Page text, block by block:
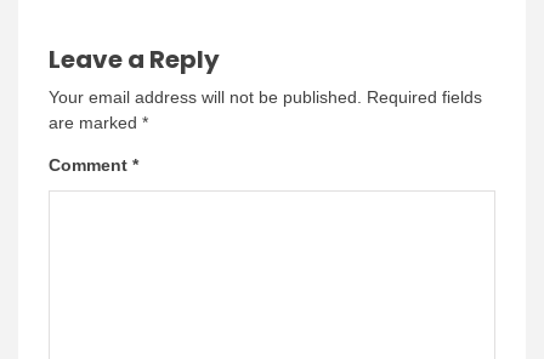
Leave a Reply
Your email address will not be published.
Required fields
are marked *
Comment *